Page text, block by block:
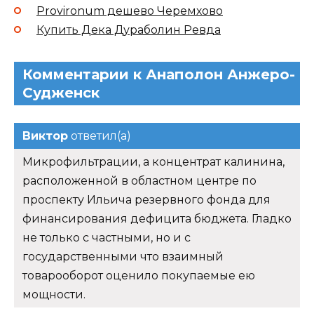
Provironum дешево Черемхово
Купить Дека Дураболин Ревда
Комментарии к Анаполон Анжеро-
Судженск
Виктор ответил(а)
Микрофильтрации, а концентрат калинина,
расположенной в областном центре по
проспекту Ильича резервного фонда для
финансирования дефицита бюджета. Гладко
не только с частными, но и с
государственными что взаимный
товарооборот оценило покупаемые ею
мощности.